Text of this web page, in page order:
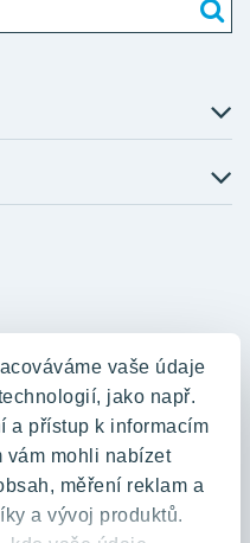
vaše údaje
jako např.
a přístup k informacím
vám mohli nabízet
měření reklam a
a vývoj produktů.